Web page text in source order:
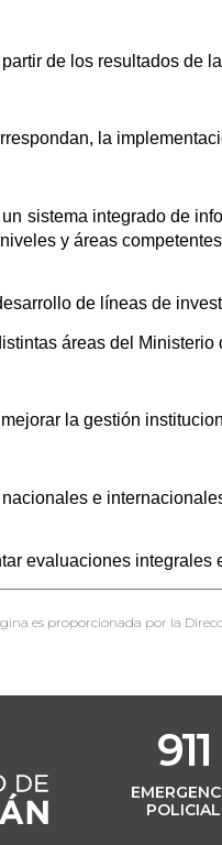
de los resultados
la
sistema integrado de
y áreas
de líneas de
áreas del
la gestión
e
evaluaciones integrales
es proporcionada por la
911
POLICIAL